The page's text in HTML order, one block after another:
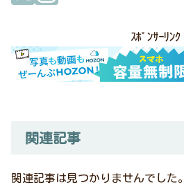
ｽﾎﾟﾝｻｰﾘﾝｸ
関連記事
関連記事は見つかりませんでした。